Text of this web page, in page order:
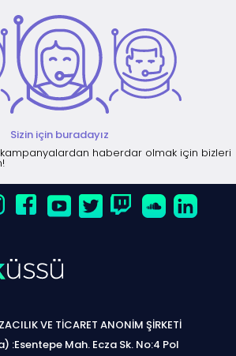
Sizin için buradayız
haberdar olmak için bizleri
VE TİCARET ANONİM ŞİRKETİ
Mah. Ecza Sk. No:4 Pol